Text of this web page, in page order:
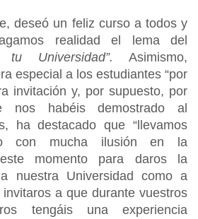
deseó un feliz curso a todos y
realidad el lema del
tu Universidad”. Asimismo,
especial a los estudiantes “por
invitación y, por supuesto, por
nos habéis demostrado al
ha destacado que “llevamos
con mucha ilusión en la
momento para daros la
nuestra Universidad como a
a que durante vuestros
tengáis una experiencia